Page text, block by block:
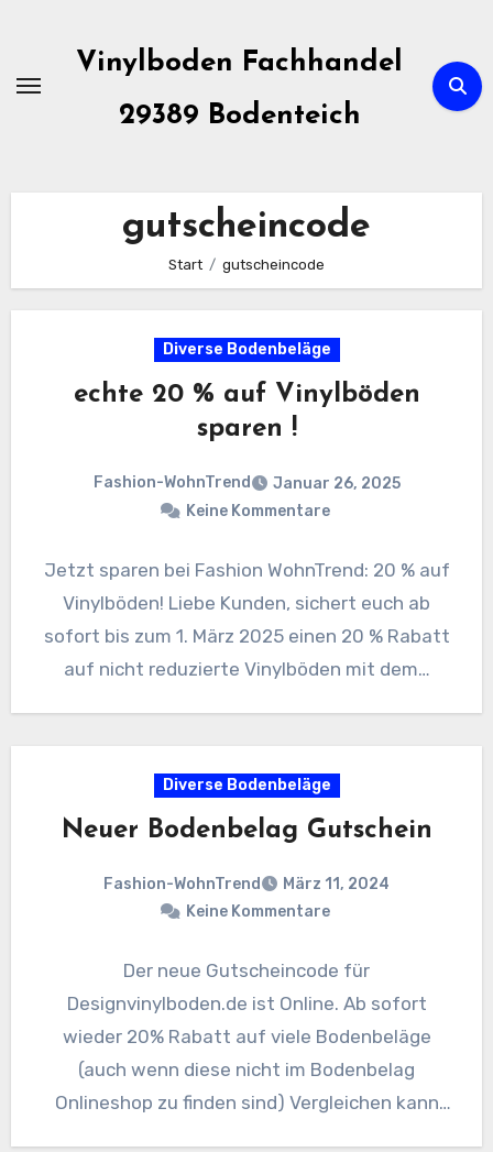
springen
Vinylboden Fachhandel
29389 Bodenteich
gutscheincode
Start gutscheincode
Diverse Bodenbeläge
echte 20 % auf Vinylböden
sparen !
Fashion-WohnTrend
Januar 26, 2025
Keine Kommentare
Jetzt sparen bei Fashion WohnTrend: 20 % auf
Vinylböden! Liebe Kunden, sichert euch ab
sofort bis zum 1. März 2025 einen 20 % Rabatt
auf nicht reduzierte Vinylböden mit dem…
Diverse Bodenbeläge
Neuer Bodenbelag Gutschein
Fashion-WohnTrend
März 11, 2024
Keine Kommentare
Der neue Gutscheincode für
Designvinylboden.de ist Online. Ab sofort
wieder 20% Rabatt auf viele Bodenbeläge
(auch wenn diese nicht im Bodenbelag
Onlineshop zu finden sind) Vergleichen kann